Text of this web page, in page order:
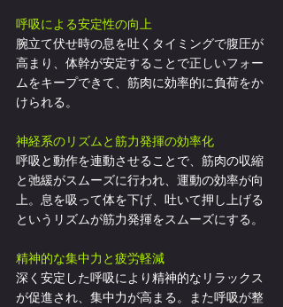
呼吸による安定性の向上
腕立て伏せ時の息を吐くタイミングで腹圧が
高まり、体幹が安定することで正しいフォー
ムをキープできて、筋肉に効率的に負荷をか
けられる。
神経系のリズムと筋力発揮の効率化
呼吸と動作を連動させることで、筋肉の収縮
と弛緩がスムーズに行われ、運動の効率が向
上。息を吸って体を下げ、吐いて押し上げる
というリズムが筋力発揮をスムーズにする。
精神的な集中力と疲労軽減
深く安定した呼吸により精神的なリラックス
が促進され、集中力が高まる。また呼吸が整